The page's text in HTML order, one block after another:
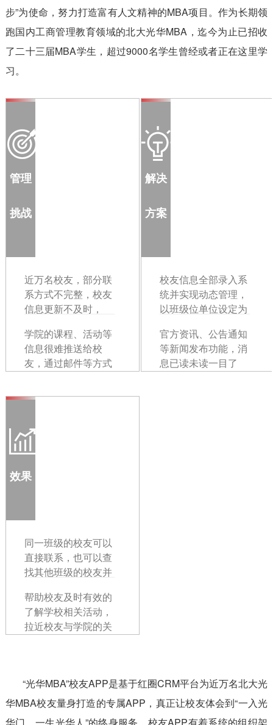
步”为使命，努力打造富有人文精神的MBA项目。作为长期领
跑国内工商管理教育领域的北大光华MBA，迄今为止已招收
了二十三届MBA学生，超过9000名学生曾经或者正在这里学
习。
管理
挑战
近万名校友，部分联
系方式不完整，校友
信息更新不及时，
学院的课程、活动等
信息很难推送给校
友，通过邮件等方式
解决
方案
校友信息全部录入系
统并实现动态管理，
以班级位单位设定为
官方资讯、公告通知
等新闻发布功能，消
息已读未读一目了
效果
同一班级的校友可以
直接联系，也可以查
找其他班级的校友并
帮助校友及时有效的
了解学校相关活动，
拉近校友与学院的关
“光华MBA”校友APP是基于红圈CRM平台为近万名北大光
华MBA校友量身打造的专属APP，真正让校友体会到“一入光